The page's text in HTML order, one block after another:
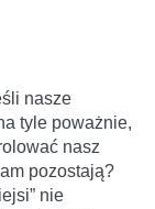
nasze
tyle poważnie,
nasz
pozostają?
nie